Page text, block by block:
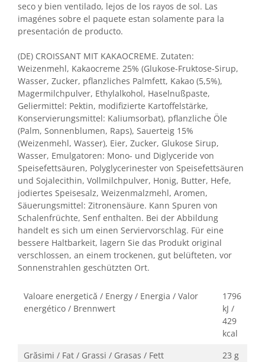
seco y bien ventilado, lejos de los rayos de sol. Las
imagénes sobre el paquete estan solamente para la
presentación de producto.
(DE) CROISSANT MIT KAKAOCREME. Zutaten:
Weizenmehl, Kakaocreme 25% (Glukose-Fruktose-Sirup,
Wasser, Zucker, pflanzliches Palmfett, Kakao (5,5%),
Magermilchpulver, Ethylalkohol, Haselnußpaste,
Geliermittel: Pektin, modifizierte Kartoffelstärke,
Konservierungsmittel: Kaliumsorbat), pflanzliche Öle
(Palm, Sonnenblumen, Raps), Sauerteig 15%
(Weizenmehl, Wasser), Eier, Zucker, Glukose Sirup,
Wasser, Emulgatoren: Mono- und Diglyceride von
Speisefettsäuren, Polyglycerinester von Speisefettsäuren
und Sojalecithin, Vollmilchpulver, Honig, Butter, Hefe,
jodiertes Speisesalz, Weizenmalzmehl, Aromen,
Säuerungsmittel: Zitronensäure. Kann Spuren von
Schalenfrüchte, Senf enthalten. Bei der Abbildung
handelt es sich um einen Serviervorschlag. Für eine
bessere Haltbarkeit, lagern Sie das Produkt original
verschlossen, an einem trockenen, gut belüfteten, vor
Sonnenstrahlen geschützten Ort.
Valoare energetică / Energy / Energia / Valor
energético / Brennwert
1796
kJ /
429
kcal
Grăsimi / Fat / Grassi / Grasas / Fett
23 g